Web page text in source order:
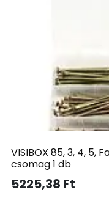
VISIBOX 85, 3, 4, 5,
csomag 1 db
5225,38 Ft